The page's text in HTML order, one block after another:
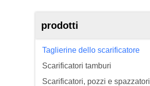
prodotti
Taglierine dello scarificatore
Scarificatori tamburi
Scarificatori, pozzi e spazzatori